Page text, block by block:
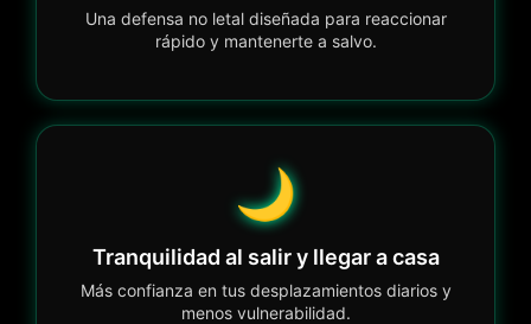
Una defensa no letal diseñada para reaccionar
rápido y mantenerte a salvo.
🌙
Tranquilidad al salir y llegar a casa
Más confianza en tus desplazamientos diarios y
menos vulnerabilidad.